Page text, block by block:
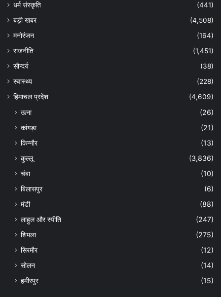
धर्म संस्कृति
(441)
बड़ी खबर
(4,508)
मनोरंजन
(164)
राजनीति
(1,451)
सौन्दर्य
(38)
स्वास्थ्य
(228)
हिमाचल प्रदेश
(4,609)
ऊना
(26)
कांगड़ा
(21)
किन्नौर
(13)
कुल्लू
(3,836)
चंबा
(10)
बिलासपुर
(6)
मंडी
(88)
लाहुल और स्पीति
(247)
शिमला
(275)
सिरमौर
(12)
सोलन
(14)
हमीरपुर
(15)